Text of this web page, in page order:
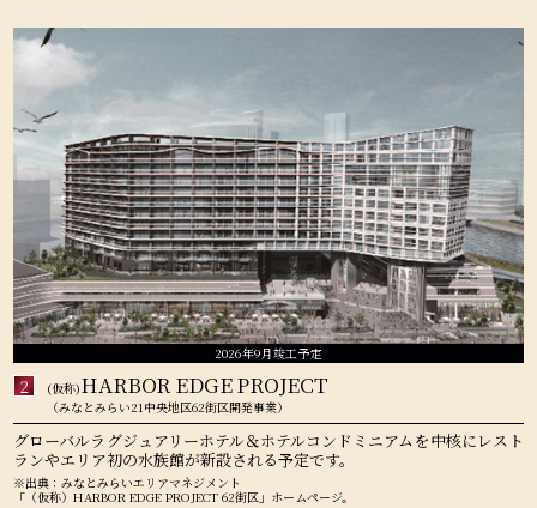
2026年9月竣工予定
2 (仮称)HARBOR EDGE PROJECT
（みなとみらい21中央地区62街区開発事業）
グローバルラグジュアリーホテル＆ホテルコンドミニアムを中核にレスト
ランやエリア初の水族館が新設される予定です。
※出典：みなとみらいエリアマネジメント
「（仮称）HARBOR EDGE PROJECT 62街区」ホームページ。